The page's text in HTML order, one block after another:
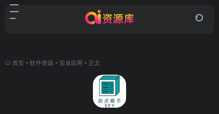
首页 • 软件资源 • 安卓应用 • 正文